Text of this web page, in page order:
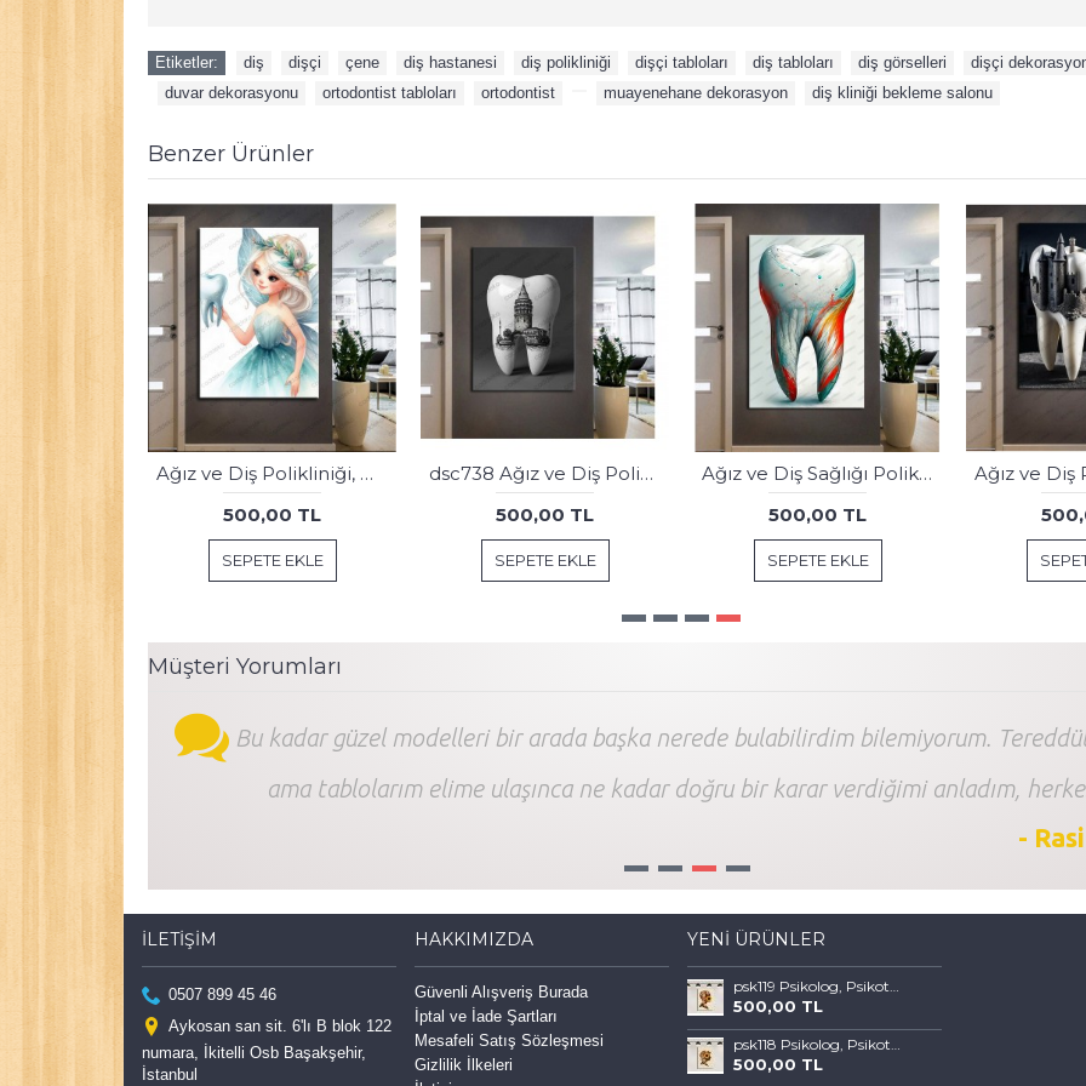
Etiketler: diş dişçi çene diş hastanesi diş polikliniği dişçi tabloları diş tabloları diş görselleri dişçi
duvar dekorasyonu ortodontist tabloları ortodontist muayenehane dekorasyon diş kliniği bekleme salonu
Benzer Ürünler
500,00 TL
SEPETE EKLE
dsc650 Ağız ve Diş Polikliniği, Dişçi Tabloları, Diş Hekimi, Gülen Yüzler Tablo
500,00 TL
SEPETE EKLE
Ağız ve Diş Polikliniği, Dişçi Tabloları Dekoratif Diş, Dekoratif Dişçi, Dişçi Dekorasyonu dsc297
500,00 TL
SEPETE EKLE
Müşteri Yorumları
Bu kadar güzel modelleri bir arada başka nerede bulabilirdim bilemiyorum.
ama tablolarım elime ulaşınca ne kadar doğru bir karar verdiğimi anladım,
-
1 2 3 4
İLETIŞIM
0507 899 45 46
Aykosan san sit. 6'lı B blok 122
numara, İkitelli Osb Başakşehir,
İstanbul
HAKKIMIZDA
Güvenli Alışveriş Burada
İptal ve İade Şartları
Mesafeli Satış Sözleşmesi
Gizlilik İlkeleri
YENI ÜRÜNLER
psk119 Psikolog, Psikoterapi ve Psikiyatri Merkezi, Terapi Odası Tablosu Sanatla Terapi
500,00 TL
psk118 Psikolog, Psikoterapi ve Psikiyatri Merkezi, Terapi Odası Tablosu Sanatla Terapi
500,00 TL